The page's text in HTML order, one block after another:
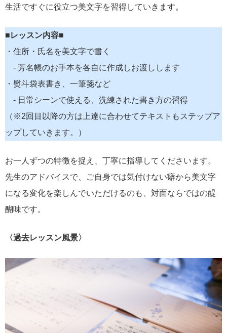
生活ですぐに役立つ美文字を習得していきます。
■レッスン内容■
・住所・氏名を美文字で書く
- 芳名帳のお手本を各自に作成しお渡しします
・熨斗袋表書き、一筆箋など
- 日常シーンで使える、洗練された書き方の習得
（※2回目以降の方は上達に合わせてテキストもステップア
ップしていきます。）
お一人ずつの特徴を捉え、丁寧に指導してくださいます。
先生のアドバイスで、ご自身では気付けない癖から美文字
になる変化を楽しんでいただけるのも、対面ならではの醍
醐味です。
〈過去レッスン風景〉